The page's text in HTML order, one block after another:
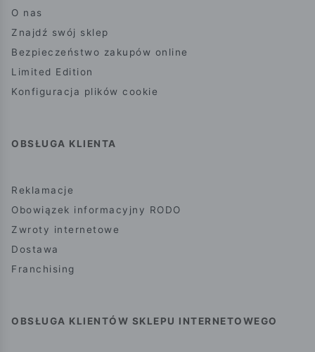
O nas
Znajdź swój sklep
Bezpieczeństwo zakupów online
Limited Edition
Konfiguracja plików cookie
OBSŁUGA KLIENTA
Reklamacje
Obowiązek informacyjny RODO
Zwroty internetowe
Dostawa
Franchising
OBSŁUGA KLIENTÓW SKLEPU INTERNETOWEGO